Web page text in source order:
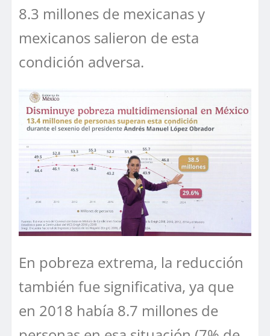
8.3 millones de mexicanas y
mexicanos salieron de esta
condición adversa.
En pobreza extrema, la reducción
también fue significativa, ya que
en 2018 había 8.7 millones de